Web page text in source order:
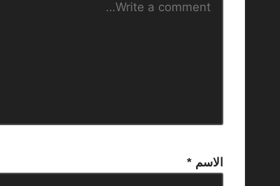
الاسم *